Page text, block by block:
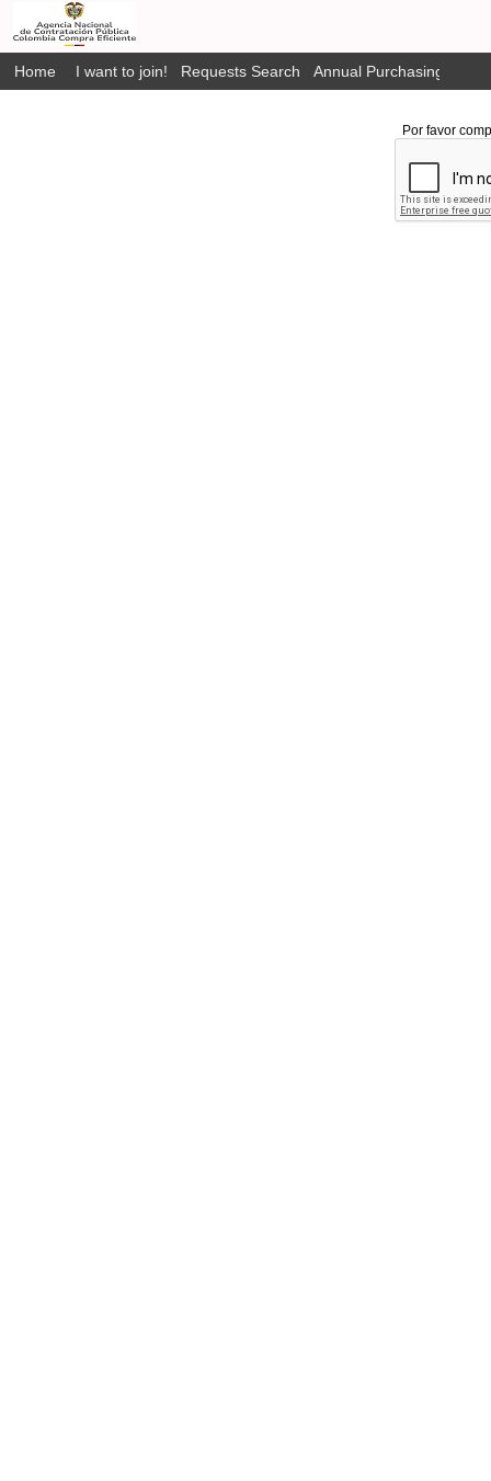
Home I want to join! Requests Search Annual Purchasing Plan
Por favor